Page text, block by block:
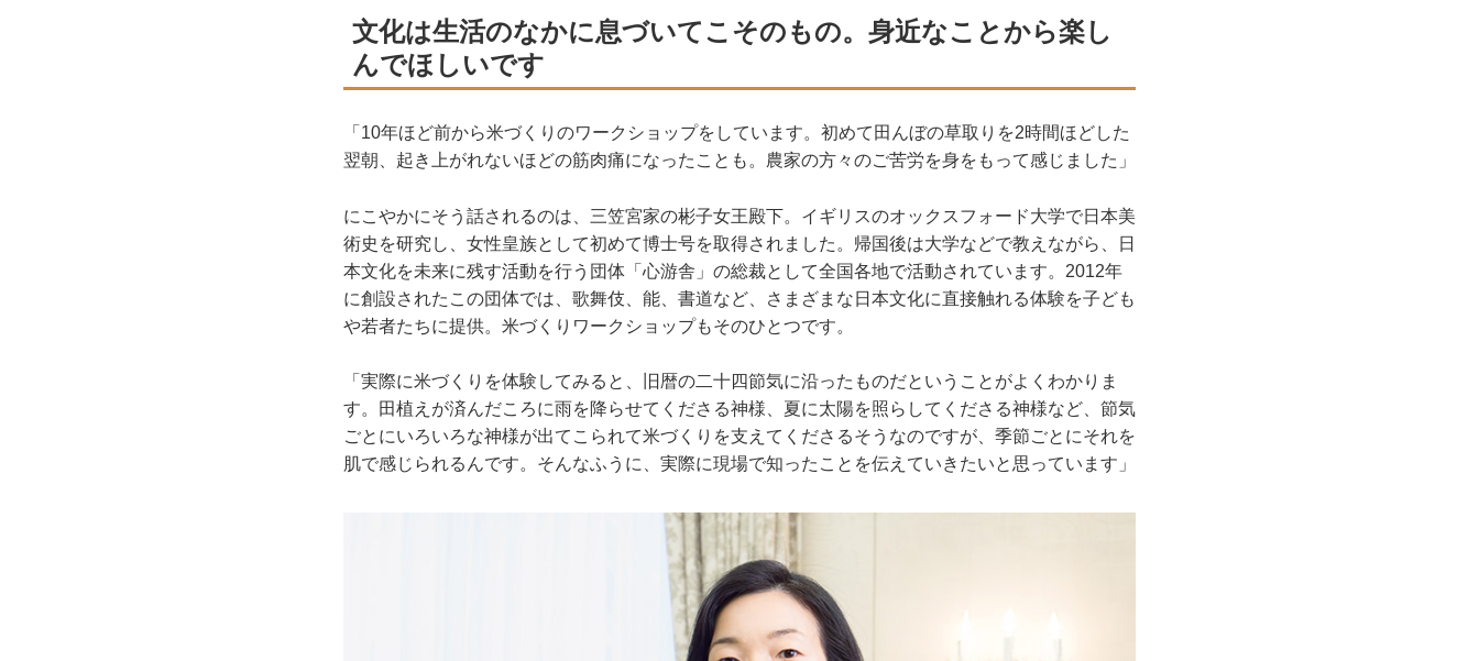
文化は生活のなかに息づいてこそのもの。身近なことから楽し
んでほしいです
「10年ほど前から米づくりのワークショップをしています。初めて田んぼの草取りを2時間ほどした
翌朝、起き上がれないほどの筋肉痛になったことも。農家の方々のご苦労を身をもって感じました」
にこやかにそう話されるのは、三笠宮家の彬子女王殿下。イギリスのオックスフォード大学で日本美
術史を研究し、女性皇族として初めて博士号を取得されました。帰国後は大学などで教えながら、日
本文化を未来に残す活動を行う団体「心游舎」の総裁として全国各地で活動されています。2012年
に創設されたこの団体では、歌舞伎、能、書道など、さまざまな日本文化に直接触れる体験を子ども
や若者たちに提供。米づくりワークショップもそのひとつです。
「実際に米づくりを体験してみると、旧暦の二十四節気に沿ったものだということがよくわかりま
す。田植えが済んだころに雨を降らせてくださる神様、夏に太陽を照らしてくださる神様など、節気
ごとにいろいろな神様が出てこられて米づくりを支えてくださるそうなのですが、季節ごとにそれを
肌で感じられるんです。そんなふうに、実際に現場で知ったことを伝えていきたいと思っています」